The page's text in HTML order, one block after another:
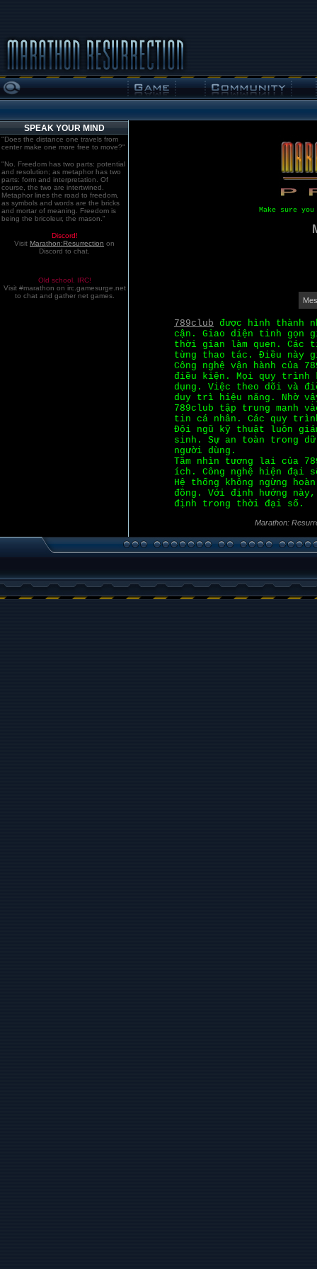
SPEAK YOUR MIND
"Does the distance one travels from
center make one more free to move?"
"No. Freedom has two parts: potential
and resolution; as metaphor has two
parts: form and interpretation. Of
course, the two are intertwined.
Metaphor lines the road to freedom,
as symbols and words are the bricks
and mortar of meaning. Freedom is
being the bricoleur, the mason."
Discord!
Visit Marathon:Resurrection on
Discord to chat.
Old school. IRC!
Visit #marathon on irc.gamesurge.net
to chat and gather net games.
Make sure
789club được hình thành
cận. Giao diện tinh gọn
thời gian làm quen.
từng thao tác. Điều này
Công nghệ vận hành của
điều kiện. Mọi quy trình
dụng. Việc theo dõi và
duy trì hiệu năng. Nhờ
789club tập trung mạnh
tin cá nhân. Các quy
Đội ngũ kỹ thuật luôn
sinh. Sự an toàn trong
người dùng.
Tầm nhìn tương lai của
ích. Công nghệ hiện đại
Hệ thống không ngừng
đồng. Với định hướng
định trong thời đại số.
Marathon: